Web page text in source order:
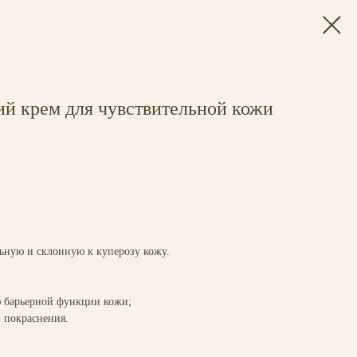
крем для чувствительной кожи
и склонную к куперозу кожу.
барьерной функции кожи;
покраснения.